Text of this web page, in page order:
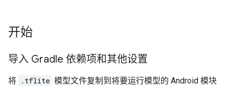
开始
导入 Gradle 依赖项和其他设置
将 .tflite 模型文件复制到将要运行模型的 Android 模块